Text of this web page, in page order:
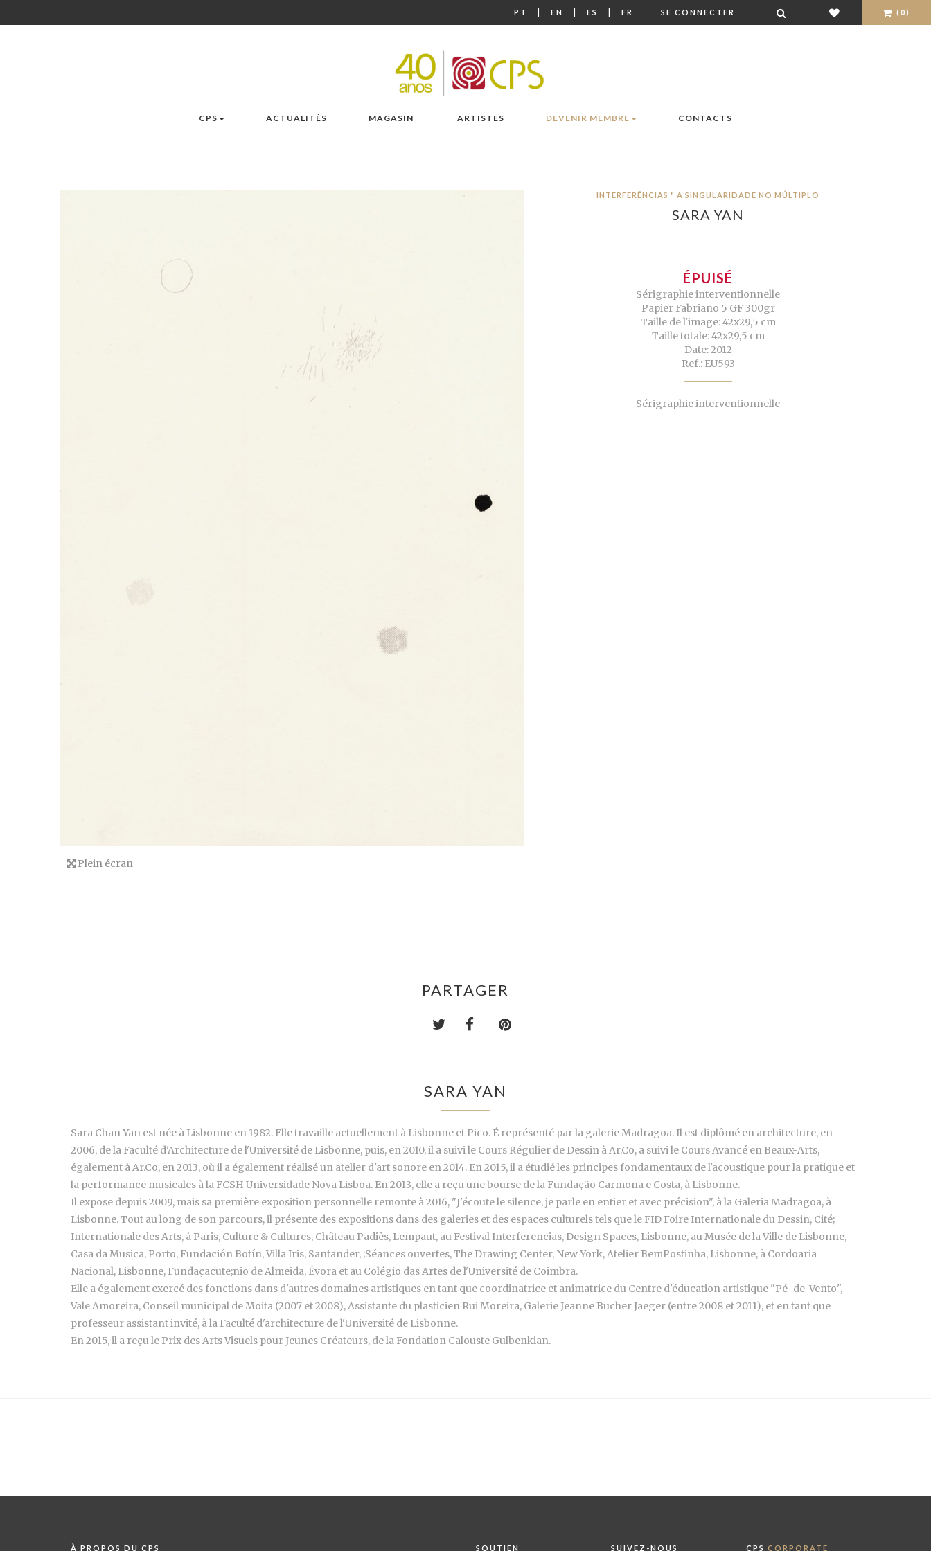
PT | EN | ES | FR SE CONNECTER (0)
CPS ACTUALITÉS MAGASIN ARTISTES DEVENIR MEMBRE CONTACTS
Plein écran
INTERFERÊNCIAS " A SINGULARIDADE NO MÚLTIPLO
SARA YAN
ÉPUISÉ
Sérigraphie interventionnelle
Papier Fabriano 5 GF 300gr
Taille de l'image: 42x29,5 cm
Taille totale: 42x29,5 cm
Date: 2012
Ref.: EU593
Sérigraphie interventionnelle
PARTAGER
SARA YAN
Sara Chan Yan est née à Lisbonne en 1982. Elle travaille actuellement à Lisbonne et Pico. É représenté par la galerie Madragoa. Il est diplômé en architecture, en
2006, de la Faculté d'Architecture de l'Université de Lisbonne, puis, en 2010, il a suivi le Cours Régulier de Dessin à Ar.Co, a suivi le Cours Avancé en Beaux-Arts,
également à Ar.Co, en 2013, où il a également réalisé un atelier d'art sonore en 2014. En 2015, il a étudié les principes fondamentaux de l'acoustique pour la pratique et
la performance musicales à la FCSH Universidade Nova Lisboa. En 2013, elle a reçu une bourse de la Fundação Carmona e Costa, à Lisbonne.
Il expose depuis 2009, mais sa première exposition personnelle remonte à 2016, "J'écoute le silence, je parle en entier et avec précision", à la Galeria Madragoa, à
Lisbonne. Tout au long de son parcours, il présente des expositions dans des galeries et des espaces culturels tels que le FID Foire Internationale du Dessin, Cité;
Internationale des Arts, à Paris, Culture & Cultures, Château Padiès, Lempaut, au Festival Interferencias, Design Spaces, Lisbonne, au Musée de la Ville de Lisbonne,
Casa da Musica, Porto, Fundación Botín, Villa Iris, Santander, ;Séances ouvertes, The Drawing Center, New York, Atelier BemPostinha, Lisbonne, à Cordoaria
Nacional, Lisbonne, Fundaçacute;nio de Almeida, Évora et au Colégio das Artes de l'Université de Coimbra.
Elle a également exercé des fonctions dans d'autres domaines artistiques en tant que coordinatrice et animatrice du Centre d'éducation artistique "Pé-de-Vento",
Vale Amoreira, Conseil municipal de Moita (2007 et 2008), Assistante du plasticien Rui Moreira, Galerie Jeanne Bucher Jaeger (entre 2008 et 2011), et en tant que
professeur assistant invité, à la Faculté d'architecture de l'Université de Lisbonne.
En 2015, il a reçu le Prix des Arts Visuels pour Jeunes Créateurs, de la Fondation Calouste Gulbenkian.
À PROPOS DU CPS SOUTIEN SUIVEZ-NOUS CPS CORPORATE